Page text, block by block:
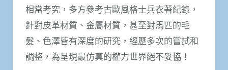
相當考究，多方參考古歐風格士兵衣著紀錄，
針對皮革材質、金屬材質，甚至對馬匹的毛
髮、色澤皆有深度的研究，經歷多次的嘗試和
調整，為呈現最仿真的權力世界絕不妥協！